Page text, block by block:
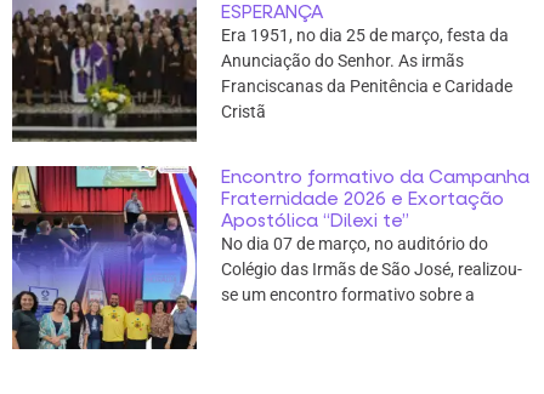
ESPERANÇA
Era 1951, no dia 25 de março, festa da
Anunciação do Senhor. As irmãs
Franciscanas da Penitência e Caridade
Cristã
Encontro formativo da Campanha
Fraternidade 2026 e Exortação
Apostólica “Dilexi te”
No dia 07 de março, no auditório do
Colégio das Irmãs de São José, realizou-
se um encontro formativo sobre a